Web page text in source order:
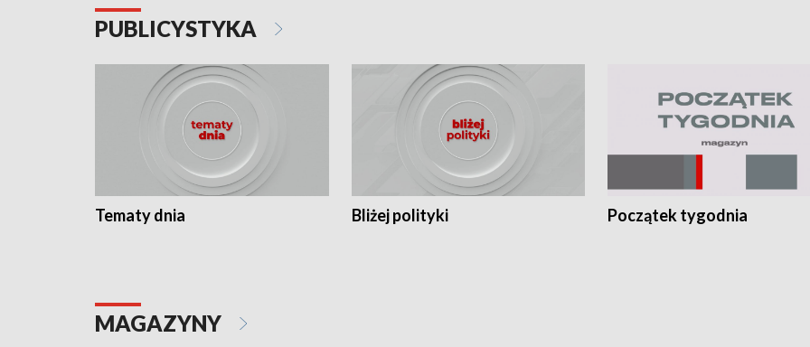
PUBLICYSTYKA
Tematy dnia Bliżej polityki Początek tygodnia
MAGAZYNY